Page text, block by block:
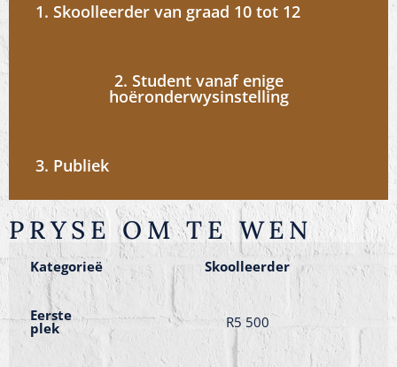
1. Skoolleerder van graad 10 tot 12
2. Student vanaf enige
hoëronderwysinstelling
3. Publiek
PRYSE OM TE WEN
Kategorieë Skoolleerder
Eerste
plek R5 500